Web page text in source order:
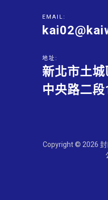
EMAIL:
地址:
新北市土城
中央路二
Copyright © 2026